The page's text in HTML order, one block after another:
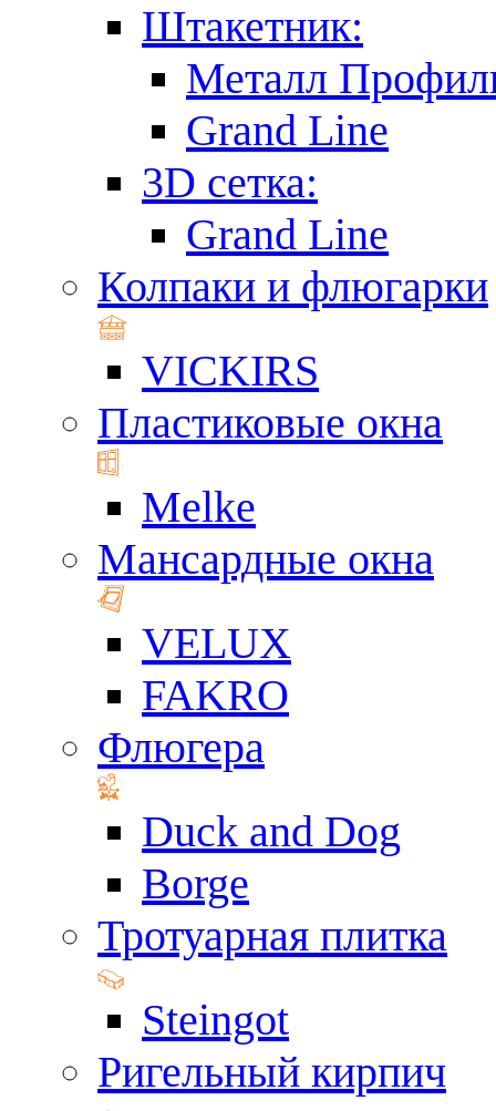
Штакетник:
Металл
Grand Line
3D сетка:
Grand Line
Колпаки и флюгарки
VICKIRS
Пластиковые окна
Melke
Мансардные окна
VELUX
FAKRO
Флюгера
Duck and Dog
Borge
Тротуарная плитка
Steingot
Ригельный кирпич